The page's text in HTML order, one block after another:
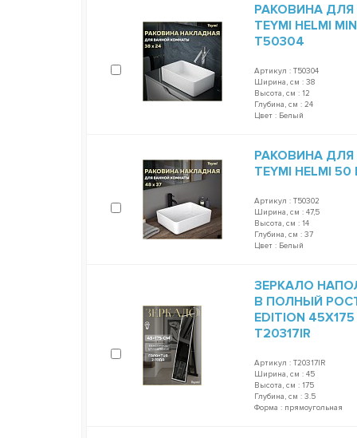
РАКОВИНА
TEYMI HELMI
T50304
Артикул : T50304
Ширина, см : 38
Высота, см : 12
Глубина, см : 24
Цвет : Белый
РАКОВИНА
TEYMI HELMI
Артикул : T50302
Ширина, см : 47,5
Высота, см : 14
Глубина, см : 37
Цвет : Белый
ЗЕРКАЛО
В ПОЛНЫЙ РОСТ
EDITION
T20317IR
Артикул : T20317IR
Ширина, см : 45
Высота, см : 175
Глубина, см : 3.5
Форма : прямоугольная